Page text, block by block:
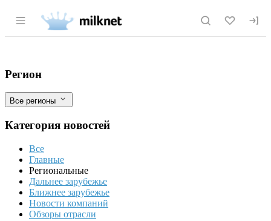
Раздел навигации по сайту milknet.ru
Кемеровская область: в
Фильтры
Регион
Все регионы
Категория новостей
Все
Главные
Региональные
Дальнее зарубежье
Ближнее зарубежье
Новости компаний
Обзоры отрасли